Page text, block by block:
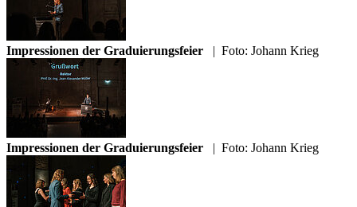
Impressionen der Graduierungsfeier | Foto: Johann Krieg
Impressionen der Graduierungsfeier | Foto: Johann Krieg